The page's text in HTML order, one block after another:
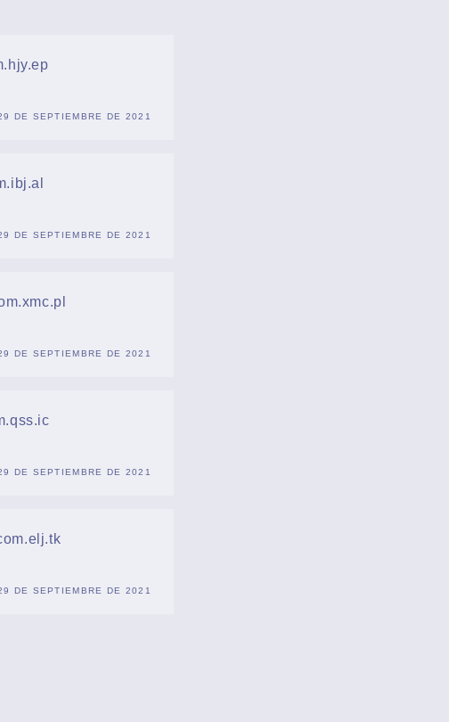
DE SEPTIEMBRE DE 2021
DE SEPTIEMBRE DE 2021
DE SEPTIEMBRE DE 2021
DE SEPTIEMBRE DE 2021
DE SEPTIEMBRE DE 2021